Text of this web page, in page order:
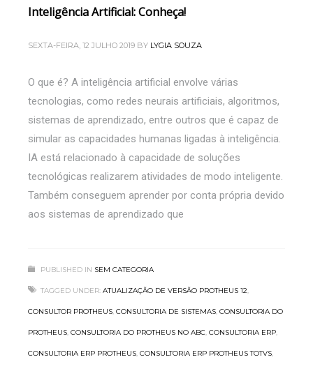
Inteligência Artificial: Conheça!
SEXTA-FEIRA, 12 JULHO 2019 BY LYGIA SOUZA
O que é? A inteligência artificial envolve várias
tecnologias, como redes neurais artificiais, algoritmos,
sistemas de aprendizado, entre outros que é capaz de
simular as capacidades humanas ligadas à inteligência.
IA está relacionado à capacidade de soluções
tecnológicas realizarem atividades de modo inteligente.
Também conseguem aprender por conta própria devido
aos sistemas de aprendizado que
PUBLISHED IN SEM CATEGORIA
TAGGED UNDER: ATUALIZAÇÃO DE VERSÃO PROTHEUS 12,
CONSULTOR PROTHEUS, CONSULTORIA DE SISTEMAS, CONSULTORIA DO
PROTHEUS, CONSULTORIA DO PROTHEUS NO ABC, CONSULTORIA ERP,
CONSULTORIA ERP PROTHEUS, CONSULTORIA ERP PROTHEUS TOTVS,